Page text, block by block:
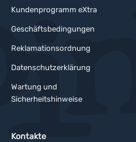
Kundenprogramm eXtra
Geschäftsbedingungen
Reklamationsordnung
Datenschutzerklärung
Wartung und
Sicherheitshinweise
Kontakte